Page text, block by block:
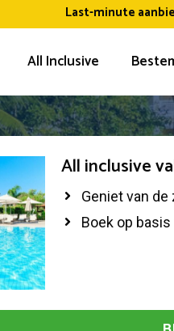
Last-minute
All Inclusive
All inclusive
Geniet van
Boek op